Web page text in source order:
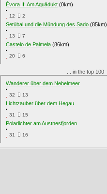
Évora II: Am Aquädukt (0km)
12 2
Setúbal und die Mündung des Sado (85km)
13 7
Castelo de Palmela (86km)
20 6
... in the top 100
Wanderer über dem Nebelmeer
32 13
Lichtzauber über dem Hegau
31 15
Polarlichter am Austnesfjorden
31 16